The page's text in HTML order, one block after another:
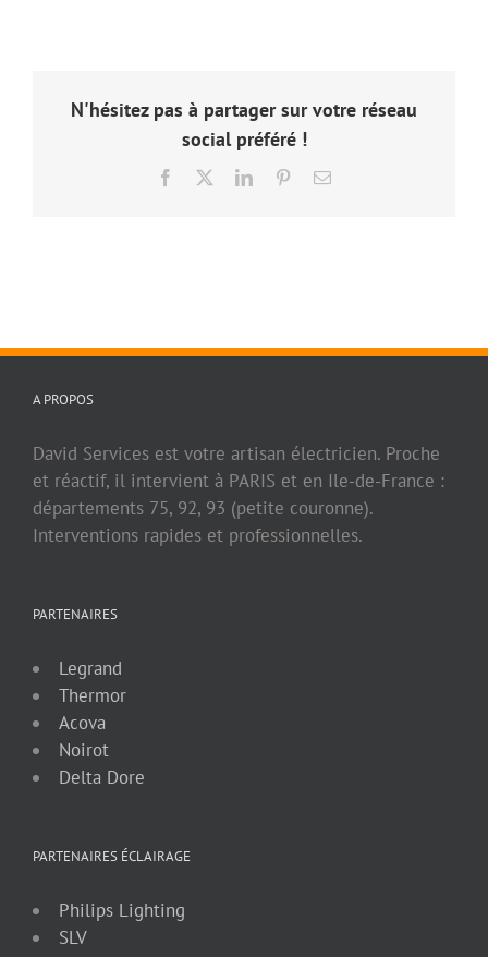
N'hésitez pas à partager sur votre réseau
social préféré !
Facebook LinkedInPinterestEmail
A PROPOS
David Services est votre artisan électricien. Proche
et réactif, il intervient à PARIS et en Ile-de-France :
départements 75, 92, 93 (petite couronne).
Interventions rapides et professionnelles.
PARTENAIRES
Legrand
Thermor
Acova
Noirot
Delta Dore
PARTENAIRES ÉCLAIRAGE
Philips Lighting
SLV